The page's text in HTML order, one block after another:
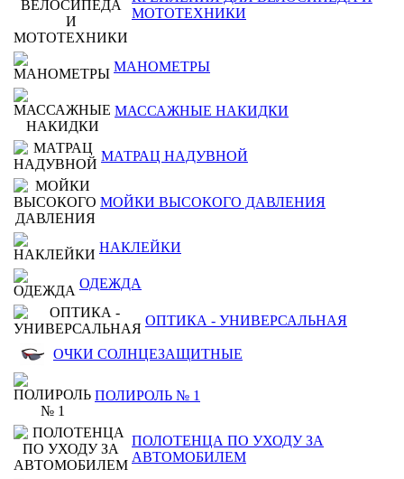
МОТОТЕХНИКИ
МАНОМЕТРЫ
МАССАЖНЫЕ НАКИДКИ
МАТРАЦ НАДУВНОЙ
МОЙКИ ВЫСОКОГО ДАВЛЕНИЯ
НАКЛЕЙКИ
ОДЕЖДА
ОПТИКА - УНИВЕРСАЛЬНАЯ
ОЧКИ СОЛНЦЕЗАЩИТНЫЕ
ПОЛИРОЛЬ № 1
ПОЛОТЕНЦА ПО УХОДУ ЗА
АВТОМОБИЛЕМ